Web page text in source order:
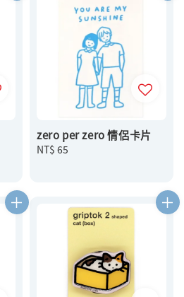
zero per zero 情侶卡片
Regular
NT$ 65